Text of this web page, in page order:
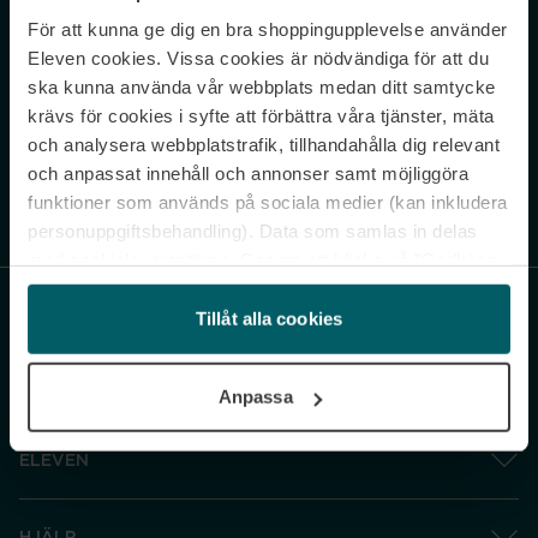
För att kunna ge dig en bra shoppingupplevelse använder
Eleven cookies. Vissa cookies är nödvändiga för att du
ska kunna använda vår webbplats medan ditt samtycke
krävs för cookies i syfte att förbättra våra tjänster, mäta
och analysera webbplatstrafik, tillhandahålla dig relevant
och anpassat innehåll och annonser samt möjliggöra
funktioner som används på sociala medier (kan inkludera
personuppgiftsbehandling). Data som samlas in delas
och gå vidare” accepterar du samtliga cookies medan du
under ”Inställningar” kan anpassa användningen av
cookies. Du kan återkalla ditt samtycke när som helst.
Tillåt alla cookies
Anpassa
Never miss a beat.
Sign up to our newsletter.
Genom att prenumerera accepterar du vår Integritetspolicy. Avprenumerera
ELEVEN